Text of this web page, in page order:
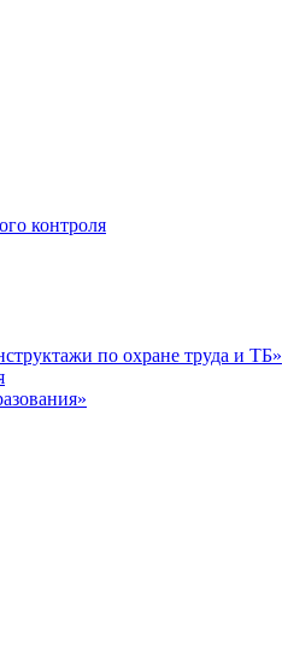
контроля
по охране труда и ТБ»